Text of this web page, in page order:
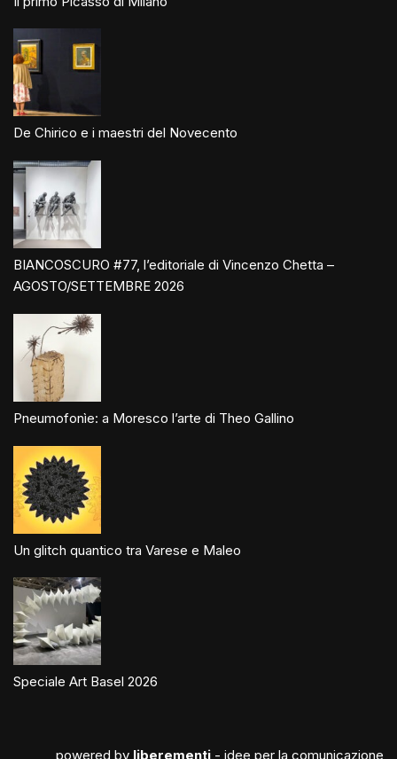
De Chirico e i maestri del Novecento
BIANCOSCURO #77, l’editoriale di Vincenzo Chetta –
AGOSTO/SETTEMBRE 2026
Pneumofonìe: a Moresco l’arte di Theo Gallino
Un glitch quantico tra Varese e Maleo
Speciale Art Basel 2026
powered by liberementi - idee per la comunicazione